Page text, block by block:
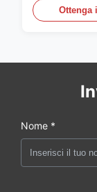
bevande
LED
Ottenga
Nome *